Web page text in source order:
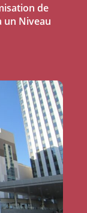
de
un Niveau